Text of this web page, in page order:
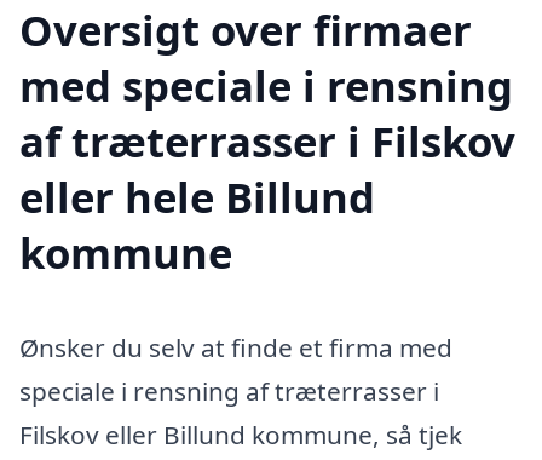
Oversigt over firmaer
med speciale i rensning
af træterrasser i Filskov
eller hele Billund
kommune
Ønsker du selv at finde et firma med
speciale i rensning af træterrasser i
Filskov eller Billund kommune, så tjek